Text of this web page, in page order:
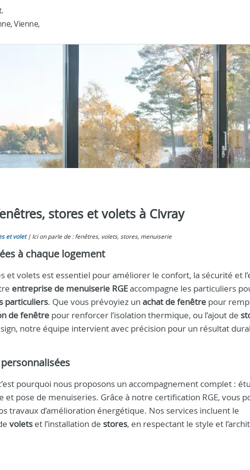
Vienne,
stores et volets à Civray
et volet Ici on parle de : fenêtres, volets, stores, menuiserie
à chaque logement
et volets est essentiel pour améliorer le confort, la sécurité et
entreprise de menuiserie RGEaccompagne les particuliers
particuliers. Que vous prévoyiez un achat de fenêtre pour
de fenêtre pour renforcer l’isolation thermique, ou l’ajout de
notre équipe intervient avec précision pour un résultat
pourquoi nous proposons un accompagnement complet :
pose de menuiseries. Grâce à notre certification RGE, vous
travaux d’amélioration énergétique. Nos services incluent le
volets et l’installation de stores, en respectant le style et